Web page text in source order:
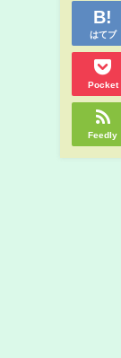
はてブ
Pocket
Feedly